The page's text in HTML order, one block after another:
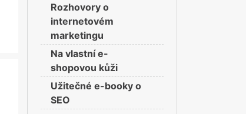
Rozhovory o
internetovém
marketingu
Na vlastní e-
shopovou kůži
Užitečné e-booky o
SEO